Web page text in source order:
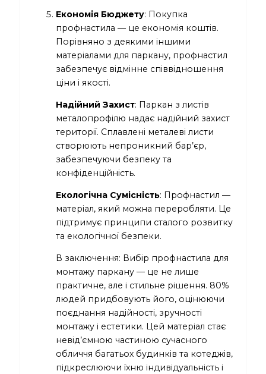
Економія Бюджету: Покупка
профнастила — це економія коштів.
Порівняно з деякими іншими
матеріалами для паркану, профнастил
забезпечує відмінне співвідношення
ціни і якості.
Надійний Захист: Паркан з листів
металопрофілю надає надійний захист
території. Сплавлені металеві листи
створюють непроникний бар’єр,
забезпечуючи безпеку та
конфіденційність.
Екологічна Сумісність: Профнастил —
матеріал, який можна переробляти. Це
підтримує принципи сталого розвитку
та екологічної безпеки.
В заключення: Вибір профнастила для
монтажу паркану — це не лише
практичне, але і стильне рішення. 80%
людей придбовують його, оцінюючи
поєднання надійності, зручності
монтажу і естетики. Цей матеріал стає
невід’ємною частиною сучасного
обличчя багатьох будинків та котеджів,
підкреслюючи їхню індивідуальність і